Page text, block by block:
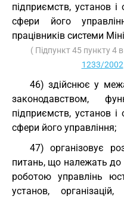
підприємств, установ
сфери його
працівників системи
( Підпункт 45 пункту 4
1233/2002
46) здійснює у
законодавством,
підприємств, установ
сфери його управління;
47) організовує
питань, що належать до
роботою управлінь
установ,